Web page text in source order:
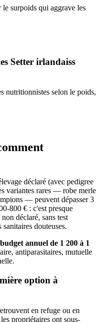
le surpoids qui aggrave les
Setter irlandaiss
nutritionnistes selon le poids,
déclaré (avec pedigree
variantes rares — robe merle
— peuvent dépasser 3
800 € : c'est presque
déclaré, sans test
douteuses.
budget annuel de 1 200 à 1
antiparasitaires, mutuelle
option à
en refuge ou en
propriétaires ont sous-